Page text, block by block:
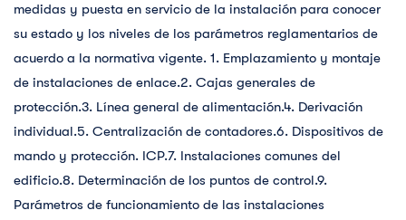
medidas y puesta en servicio de la instalación para conocer
su estado y los niveles de los parámetros reglamentarios de
acuerdo a la normativa vigente. 1. Emplazamiento y montaje
de instalaciones de enlace.2. Cajas generales de
protección.3. Línea general de alimentación.4. Derivación
individual.5. Centralización de contadores.6. Dispositivos de
mando y protección. ICP.7. Instalaciones comunes del
edificio.8. Determinación de los puntos de control.9.
Parámetros de funcionamiento de las instalaciones